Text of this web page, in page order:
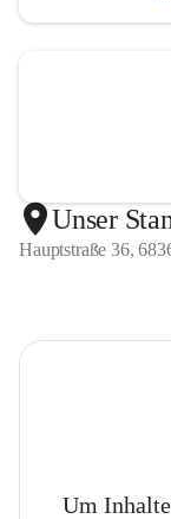
Unser
Hauptstraße 36,
Um